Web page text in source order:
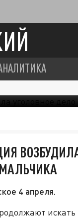
4 апреля.